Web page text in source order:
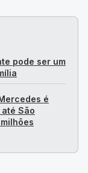
pode ser um
é
São